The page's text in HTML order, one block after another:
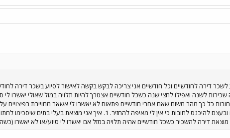
לשכר דירה לחודשיים וכל חודשיים אני צריכה לבקש בקשה לאישור לסיוע בשכר דירה
לשנה ואפילו לחצי שנה כשכל חודשיים אצטרך להיות תלויה במזל שאולי יאשרו לי
כל כך מהר משום שאם אחרי חודשיים פתאום לא יאשרו לי אשאר מחוייבת